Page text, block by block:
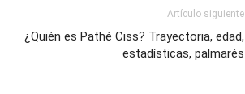
Artículo siguiente
¿Quién es Pathé Ciss? Trayectoria, edad,
estadísticas, palmarés